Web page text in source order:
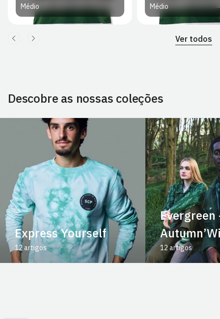
Médio Médio
Ver todos
Descobre as nossas coleções
Express Yourself
12 artigos
Evergreen
12 artigos